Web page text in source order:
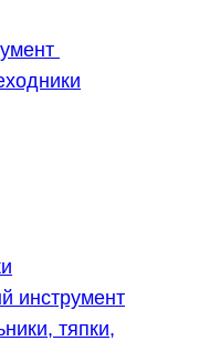
инструмент
тяпки,